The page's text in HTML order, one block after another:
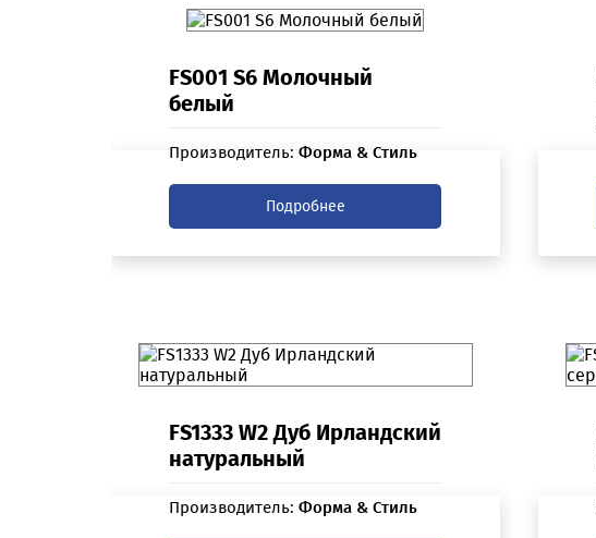
FS001 S6 Молочный
белый
Производитель:Форма & Стиль
Подробнее
FS1333 W2 Дуб Ирландский
натуральный
Производитель:Форма & Стиль